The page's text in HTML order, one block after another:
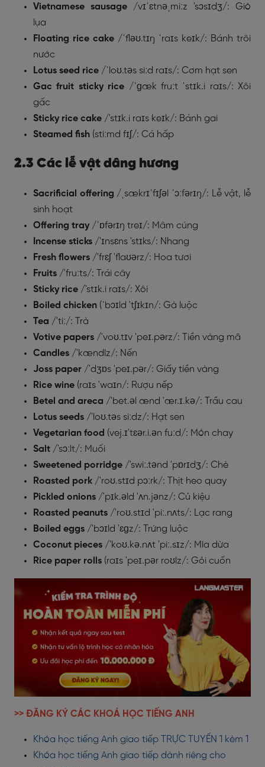
Vietnamese sausage /vɪˈɛtnəˌmiːz 'sɔsɪdʒ/: Giò
lụa
Floating rice cake /ˈfləʊ.tɪŋ ˈraɪs keɪk/: Bánh trôi
nước
Lotus seed rice /ˈloʊ.təs siːd raɪs/: Cơm hạt sen
Gac fruit sticky rice /ˈɡæk fruːt ˈstɪk.i raɪs/: Xôi
gấc
Sticky rice cake /'stɪk.i raɪs keɪk/: Bánh gai
Steamed fish (stiːmd fɪʃ/: Cá hấp
2.3 Các lễ vật dâng hương
Sacrificial offering /ˌsækrɪˈfɪʃəl ˈɔːfərɪŋ/: Lễ vật, lễ
sinh hoạt
Offering tray /ˈɒfərɪŋ treɪ/: Mâm cúng
Incense sticks /'ɪnsɛns 'stɪks/: Nhang
Fresh flowers /'frɛʃ 'flaʊərz/: Hoa tươi
Fruits /'fruːts/: Trái cây
Sticky rice /'stɪk.i raɪs/: Xôi
Boiled chicken (ˈbɔɪld 'tʃɪkɪn/: Gà luộc
Tea /'tiː/: Trà
Votive papers /'voʊ.tɪv 'peɪ.pərz/: Tiền vàng mã
Candles /'kændlz/: Nến
Joss paper /'dʒɒs 'peɪ.pər/: Giấy tiền vàng
Rice wine (raɪs 'waɪn/: Rượu nếp
Betel and areca /'bet.əl ænd 'ær.ɪ.kə/: Trầu cau
Lotus seeds /'loʊ.təs siːdz/: Hạt sen
Vegetarian food (vej.ɪ'tɛər.i.ən fuːd/: Món chay
Salt /'sɔːlt/: Muối
Sweetened porridge /'swiː.tənd 'pɒrɪdʒ/: Chè
Roasted pork /'roʊ.stɪd pɔːrk/: Thịt heo quay
Pickled onions /'pɪk.əld 'ʌn.jənz/: Củ kiệu
Roasted peanuts /'roʊ.stɪd 'piː.nʌts/: Lạc rang
Boiled eggs /'bɔɪld 'ɛɡz/: Trứng luộc
Coconut pieces /'koʊ.kə.nʌt 'piː.sɪz/: Mía dừa
Rice paper rolls (raɪs 'peɪ.pər roʊlz/: Gỏi cuốn
>> ĐĂNG KÝ CÁC KHOÁ HỌC TIẾNG ANH
Khóa học tiếng Anh giao tiếp TRỰC TUYẾN 1 kèm 1
Khóa học tiếng Anh giao tiếp dành riêng cho